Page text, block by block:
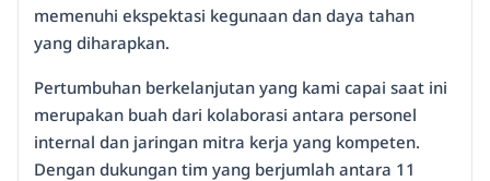
memenuhi ekspektasi kegunaan dan daya tahan
yang diharapkan.
Pertumbuhan berkelanjutan yang kami capai saat ini
merupakan buah dari kolaborasi antara personel
internal dan jaringan mitra kerja yang kompeten.
Dengan dukungan tim yang berjumlah antara 11